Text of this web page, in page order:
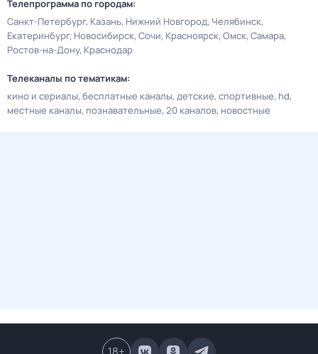
Телепрограмма по городам:
Санкт-Петербург Казань Нижний Новгород Челябинск
Екатеринбург Новосибирск Сочи Красноярск Омск Самара
Ростов-на-Дону Краснодар
Телеканалы по тематикам:
кино и сериалы бесплатные каналы детские спортивные hd
местные каналы познавательные 20 каналов новостные